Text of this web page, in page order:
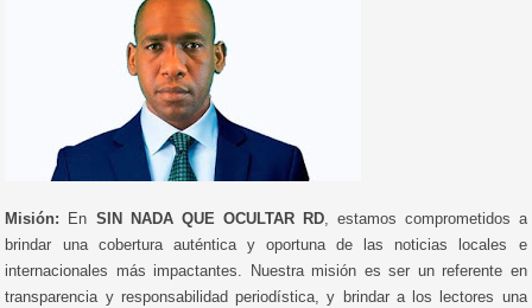
Misión: En SIN NADA QUE OCULTAR RD, estamos comprometidos a
brindar una cobertura auténtica y oportuna de las noticias locales e
internacionales más impactantes. Nuestra misión es ser un referente en
transparencia y responsabilidad periodística, y brindar a los lectores una